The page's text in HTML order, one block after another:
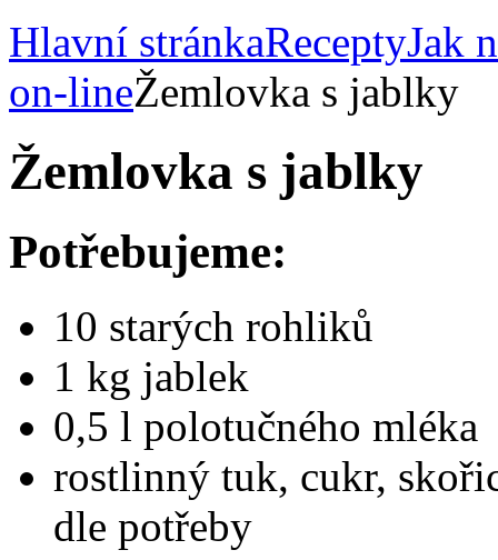
Hlavní stránkaReceptyJak
on-lineŽemlovka s jablky
Žemlovka s jablky
Potřebujeme:
10 starých rohliků
1 kg jablek
0,5 l polotučného mléka
rostlinný tuk, cukr,
dle potřeby